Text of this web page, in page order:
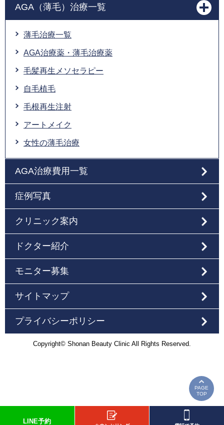
PAGE
TOP
LINE予約
AGA（薄毛）治療一覧
薄毛治療一覧
AGA治療薬・薄毛治療薬
毛髪再生メソセラピー
自毛植毛
毛根再生注射
アートメイク
女性の薄毛治療
AGA治療費用一覧
症例写真
クリニック案内
ドクター紹介
モニター募集
サイトマップ
プライバシーポリシー
Copyright© Shonan Beauty Clinic All Rights Reserved.